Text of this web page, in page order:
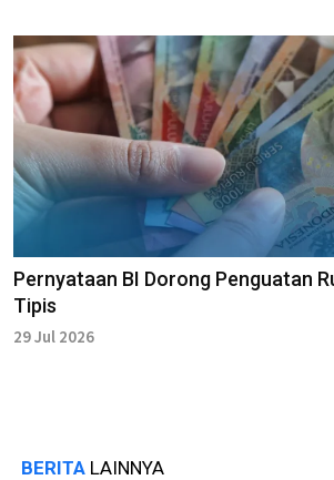
Pernyataan BI Dorong Penguatan Rupiah, Meski
Tipis
29 Jul 2026
BERITA LAINNYA